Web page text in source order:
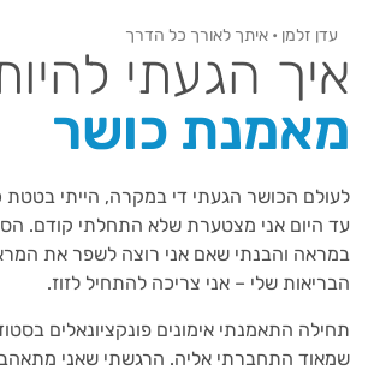
עדן זלמן • איתך לאורך כל הדרך
איך הגעתי
מאמנת כושר
לעולם הכושר הגעתי די במקרה, הייתי בטטת
עד היום אני מצטערת שלא התחלתי קודם.
במראה והבנתי שאם אני רוצה לשפר את
הבריאות שלי – אני צריכה להתחיל לזוז.
תחילה התאמנתי אימונים פונקציונאלים
שמאוד התחברתי אליה. הרגשתי שאני